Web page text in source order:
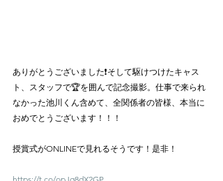
ありがとうございました❗️そして駆けつけたキャス
ト、スタッフで🏆を囲んで記念撮影。仕事で来られ
なかった池川くん含めて、全関係者の皆様、本当に
おめでとうございます！！！
授賞式がONLINEで見れるそうです！是非！